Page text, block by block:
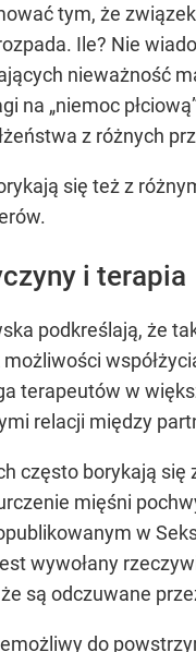
tym, że
Ile? Nie
nieważność
na „niemoc
z różnych
się też z
i terapia
podkreślają, że
terapeutów w
relacji między
często borykają
mięśni
w
wywołany
są odczuwane
do